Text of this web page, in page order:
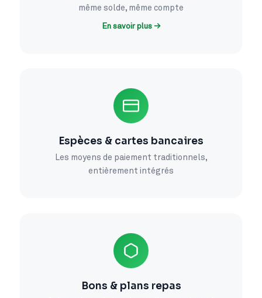
même solde, même compte
En savoir plus →
Espèces & cartes bancaires
Les moyens de paiement traditionnels,
entièrement intégrés
Bons & plans repas